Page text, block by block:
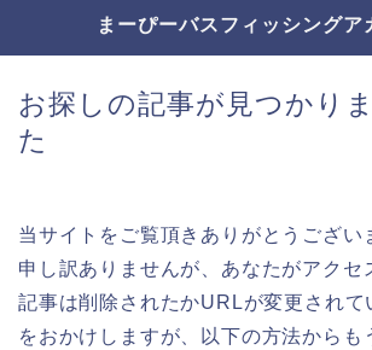
まーぴーバスフィッシングア
お探しの記事が見つかり
た
当サイトをご覧頂きありがとうござい
申し訳ありませんが、あなたがアクセ
記事は削除されたかURLが変更されて
をおかけしますが、以下の方法からも